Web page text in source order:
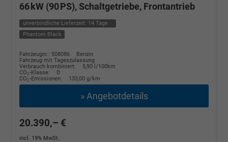
66 kW (90 PS), Schaltgetriebe, Frontantrieb
unverbindliche Lieferzeit: 14 Tage
Phantom Black
Fahrzeugnr.: 508086
Benzin
Fahrzeug mit Tageszulassung
Verbrauch kombiniert:
5,90 l/100km
CO2-Klasse:
D
CO2-Emissionen: 133,00 g/km
» Angebotdetails
20.390,– €
incl. 19% MwSt.